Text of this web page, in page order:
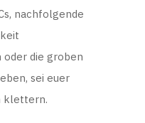
nachfolgende
die groben
sei euer
klettern.